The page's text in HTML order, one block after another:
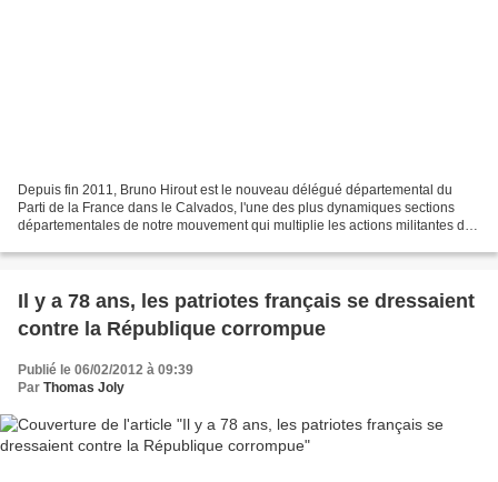
Depuis fin 2011, Bruno Hirout est le nouveau délégué départemental du
Parti de la France dans le Calvados, l'une des plus dynamiques sections
départementales de notre mouvement qui multiplie les actions militantes de
Il y a 78 ans, les patriotes français se dressaient
contre la République corrompue
Publié le 06/02/2012 à 09:39
Par Thomas Joly